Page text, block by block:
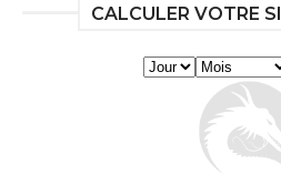
CALCULER VOTRE